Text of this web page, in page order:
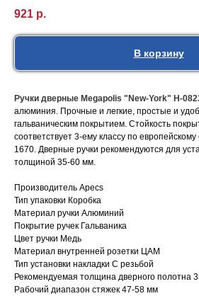
921 р.
В корзину
Ручки дверные Megapolis "New-York" H-
алюминия. Прочные и легкие, простые и
гальваническим покрытием. Стойкость
соответствует 3-ему классу по европейскому
1670. Дверные ручки рекомендуются для
толщиной 35-60 мм.
Производитель Apecs
Тип упаковки Коробка
Материал ручки Алюминий
Покрытие ручек Гальваника
Цвет ручки Медь
Материал внутренней розетки ЦАМ
Тип установки накладки С резьбой
Рекомендуемая толщина дверного полотна
Рабочий диапазон стяжек 47-58 мм